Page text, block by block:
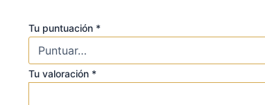
Tu puntuación *
Tu valoración *